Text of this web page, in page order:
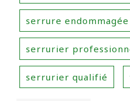
serrure endommagée
serrurier
serrurier qualifié